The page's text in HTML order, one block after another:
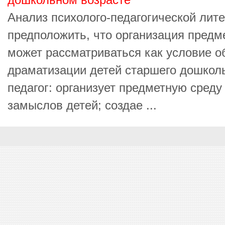
Анализ психолого-педагогической
предположить, что организация
может рассматриваться как условие
драматизации детей старшего
педагог: организует предметную
замыслов детей; создае ...